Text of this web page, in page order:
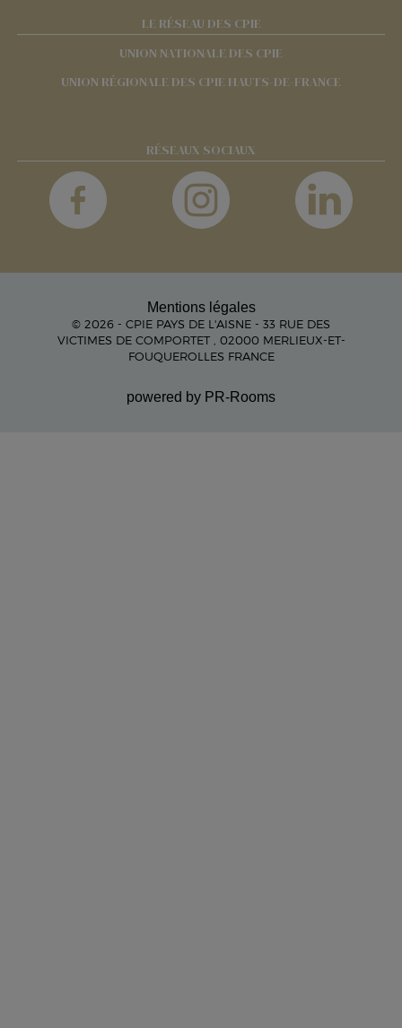
LE RÉSEAU DES CPIE
UNION NATIONALE DES CPIE
UNION RÉGIONALE DES CPIE HAUTS-DE-FRANCE
RÉSEAUX SOCIAUX
Mentions légales
© 2026 - CPIE PAYS DE L'AISNE - 33 RUE DES
VICTIMES DE COMPORTET , 02000 MERLIEUX-ET-
FOUQUEROLLES FRANCE
powered by PR-Rooms